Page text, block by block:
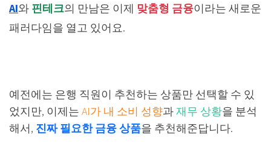
AI와 핀테크의 만남은 이제 맞춤형 금융이라는 새로운
패러다임을 열고 있어요.
예전에는 은행 직원이 추천하는 상품만 선택할 수 있
었지만, 이제는 AI가 내 소비 성향과재무 상황을 분석
해서, 진짜 필요한 금융 상품을 추천해준답니다.